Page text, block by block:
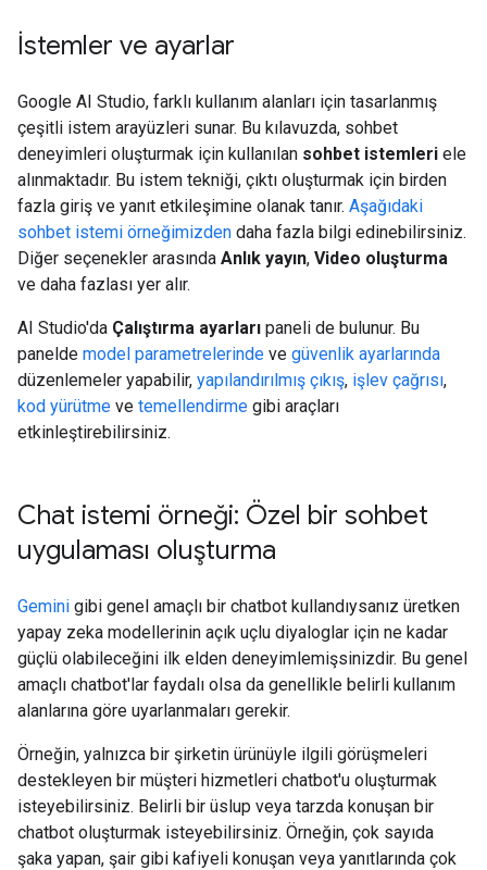
İstemler ve ayarlar
Google AI Studio, farklı kullanım alanları için tasarlanmış
çeşitli istem arayüzleri sunar. Bu kılavuzda, sohbet
deneyimleri oluşturmak için kullanılan sohbet istemleri ele
alınmaktadır. Bu istem tekniği, çıktı oluşturmak için birden
fazla giriş ve yanıt etkileşimine olanak tanır. Aşağıdaki
sohbet istemi örneğimizden daha fazla bilgi edinebilirsiniz.
Diğer seçenekler arasında Anlık yayın, Video oluşturma
ve daha fazlası yer alır.
AI Studio'da Çalıştırma ayarları paneli de bulunur. Bu
panelde model parametrelerinde ve güvenlik ayarlarında
düzenlemeler yapabilir, yapılandırılmış çıkış, işlev çağrısı,
kod yürütme ve temellendirme gibi araçları
etkinleştirebilirsiniz.
Chat istemi örneği: Özel bir sohbet
uygulaması oluşturma
Gemini gibi genel amaçlı bir chatbot kullandıysanız üretken
yapay zeka modellerinin açık uçlu diyaloglar için ne kadar
güçlü olabileceğini ilk elden deneyimlemişsinizdir. Bu genel
amaçlı chatbot'lar faydalı olsa da genellikle belirli kullanım
alanlarına göre uyarlanmaları gerekir.
Örneğin, yalnızca bir şirketin ürünüyle ilgili görüşmeleri
destekleyen bir müşteri hizmetleri chatbot'u oluşturmak
isteyebilirsiniz. Belirli bir üslup veya tarzda konuşan bir
chatbot oluşturmak isteyebilirsiniz. Örneğin, çok sayıda
şaka yapan, şair gibi kafiyeli konuşan veya yanıtlarında çok